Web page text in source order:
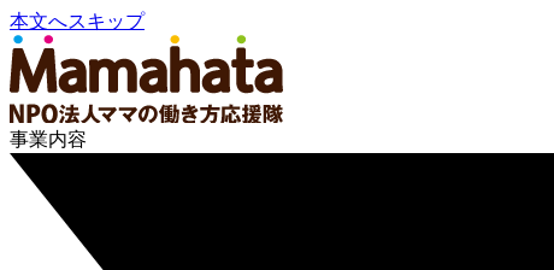
本文へスキップ
事業内容